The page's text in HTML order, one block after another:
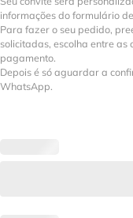
informações do formulário
Para fazer o seu pedido,
solicitadas, escolha entre
pagamento.
Depois é só aguardar a
WhatsApp.